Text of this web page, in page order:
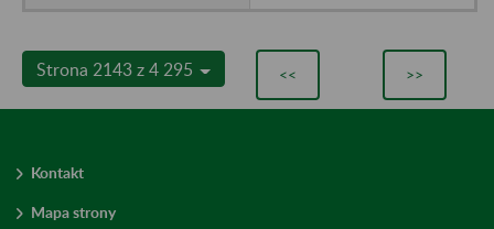
Strona 2143 z 4 295 << >>
Kontakt
Mapa strony